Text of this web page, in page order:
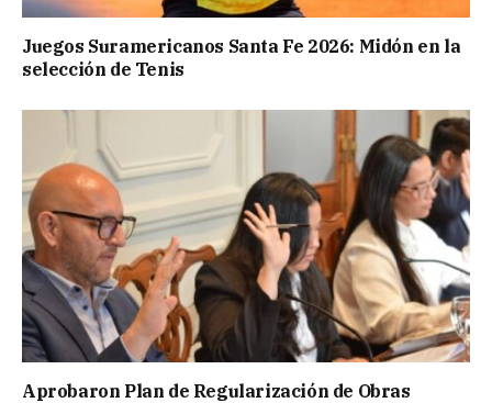
Juegos Suramericanos Santa Fe 2026: Midón en la
selección de Tenis
Aprobaron Plan de Regularización de Obras